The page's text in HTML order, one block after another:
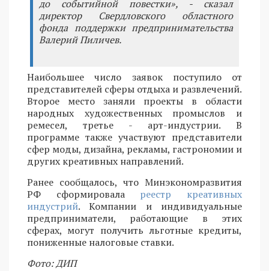
до событийной повестки», - сказал
директор Свердловского областного
фонда поддержки предпринимательства
Валерий Пиличев.
Наибольшее число заявок поступило от
представителей сферы отдыха и развлечений.
Второе место заняли проекты в области
народных художественных промыслов и
ремесел, третье - арт-индустрии. В
программе также участвуют представители
сфер моды, дизайна, рекламы, гастрономии и
других креативных направлений.
Ранее сообщалось, что Минэкономразвития
РФ сформировала реестр креативных
индустрий. Компании и индивидуальные
предприниматели, работающие в этих
сферах, могут получить льготные кредиты,
пониженные налоговые ставки.
Фото: ДИП